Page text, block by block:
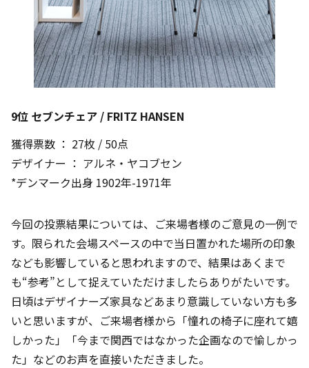
9位 セブンチェア / FRITZ HANSEN
獲得票数 ： 27枚 / 50点
デザイナー ： アルネ・ヤコブセン
*デンマーク出身 1902年-1971年
今回の投票結果については、ご来場者様のご意見の一例で
す。限られた会場スペースの中で当日置かれた場所の印象
なども影響していると思われますので、結果はあくまで
も“参考”として捉えていただけましたらありがたいです。
日頃はデザイナーズ家具などあまり意識していない方も多
いと思いますが、ご来場者様から「憧れの椅子に座れて嬉
しかった」「今まで関西ではなかった企画なので愉しかっ
た」などのお声を直接いただきました。